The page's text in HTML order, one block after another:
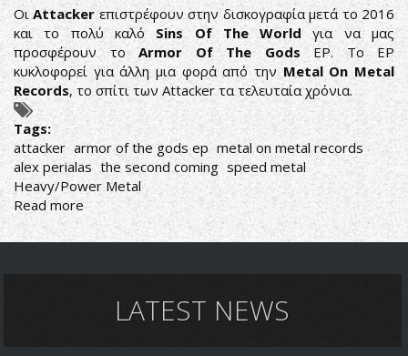
ΟιAttackerεπιστρέφουν στην δισκογραφία μετά το 2016
και το πολύ καλόSins Of The World για να μας
προσφέρουν τοArmor Of The GodsEP. Το EP
κυκλοφορεί για άλλη μια φορά από την Metal On Metal
Records, το σπίτι των Attacker τα τελευταία χρόνια.
Tags:
attacker armor of the gods ep metal on metal records
alex perialas the second coming speed metal
Heavy/Power Metal
Read more about
ATTACKER:
ΚΥΚΛΟΦΟΡΗΣΑΝ
LATEST NEWS